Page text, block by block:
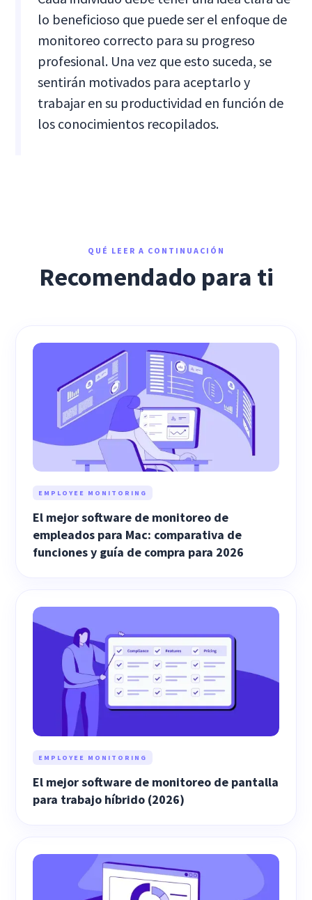
lo beneficioso que puede ser el enfoque de
monitoreo correcto para su progreso
profesional. Una vez que esto suceda, se
sentirán motivados para aceptarlo y
trabajar en su productividad en función de
los conocimientos recopilados.
QUÉ LEER A CONTINUACIÓN
Recomendado para ti
EMPLOYEE MONITORING
El mejor software de monitoreo de
empleados para Mac: comparativa de
funciones y guía de compra para 2026
EMPLOYEE MONITORING
El mejor software de monitoreo de pantalla
para trabajo híbrido (2026)